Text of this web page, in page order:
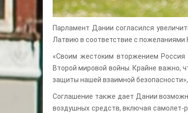
Парламент Дании согласился
Латвию в соответствие с пожеланиями
«Своим жестоким вторжением
Второй мировой войны. Крайне важно,
защиты нашей взаимной
Соглашение также дает Дании
воздушных средств, включая самолет-